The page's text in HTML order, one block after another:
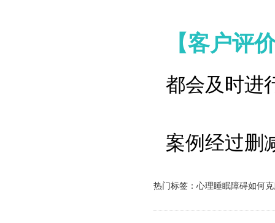
【客户评
都会及时进
案例经过删
热门标签： 心理睡眠障碍如何